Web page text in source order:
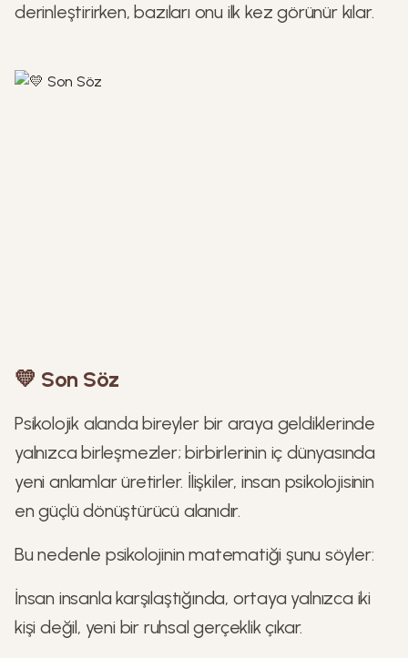
derinleştirirken, bazıları onu ilk kez görünür kılar.
💛 Son Söz
Psikolojik alanda bireyler bir araya geldiklerinde
yalnızca birleşmezler; birbirlerinin iç dünyasında
yeni anlamlar üretirler. İlişkiler, insan psikolojisinin
en güçlü dönüştürücü alanıdır.
Bu nedenle psikolojinin matematiği şunu söyler:
İnsan insanla karşılaştığında, ortaya yalnızca iki
kişi değil, yeni bir ruhsal gerçeklik çıkar.